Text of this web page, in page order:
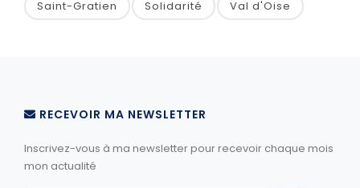
Saint-Gratien Solidarité Val d'Oise
RECEVOIR MA NEWSLETTER
Inscrivez-vous à ma newsletter pour recevoir chaque mois
mon actualité